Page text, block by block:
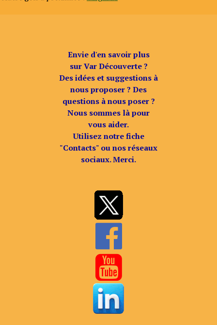
Envie d'en savoir plus
sur Var Découverte ?
Des idées et suggestions à
nous proposer ? Des
questions à nous poser ?
Nous sommes là pour
vous aider.
Utilisez notre fiche
"Contacts" ou nos réseaux
sociaux. Merci.

